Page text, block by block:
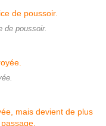
de poussoir.